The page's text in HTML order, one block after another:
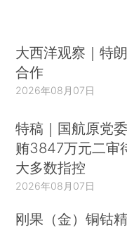
大西洋观察｜特
合作
2026年08月07日
特稿｜国航原党
贿3847万元二审
大多数指控
2026年08月07日
刚果（金）铜钴